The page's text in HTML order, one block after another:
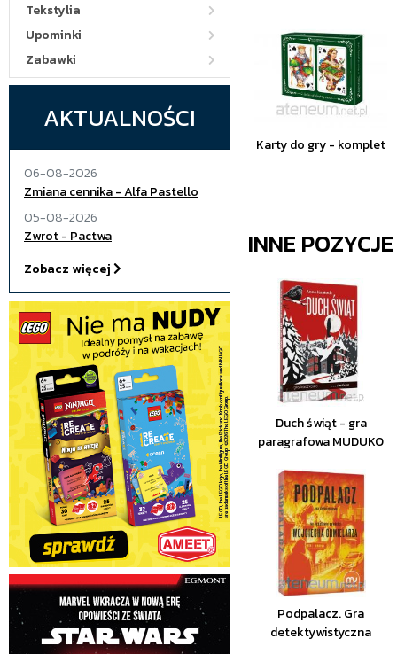
Tekstylia
Upominki
Zabawki
AKTUALNOŚCI
06-08-2026
Zmiana cennika - Alfa Pastello
05-08-2026
Zwrot - Pactwa
Zobacz więcej
Karty do gry - komplet
INNE
Duch świąt - gra
paragrafowa MUDUKO
Podpalacz. Gra
detektywistyczna